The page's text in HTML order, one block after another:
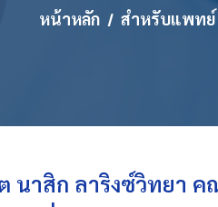
หน้าหลัก สำหรับแพทย์
นาสิก ลาริงซ์วิทยา